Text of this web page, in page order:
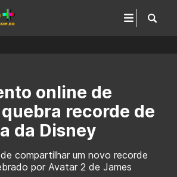
online de
recorde de
da Disney
compartilhar um novo recorde
por Avatar 2 de James